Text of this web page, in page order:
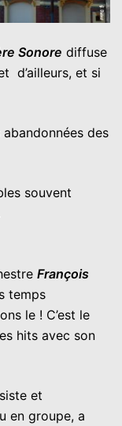
Sonore diffuse
d’ailleurs, et si
des
souvent
François
temps
le ! C’est le
hits avec son
et
en groupe, a